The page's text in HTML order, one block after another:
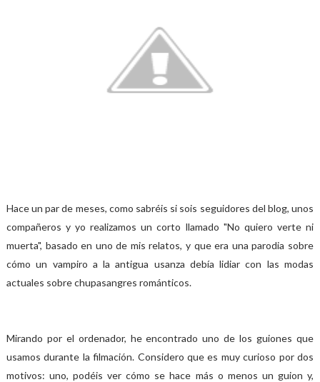
Hace un par de meses, como sabréis si sois seguidores del blog, unos
compañeros y yo realizamos un corto llamado "No quiero verte ni
muerta", basado en uno de mis relatos, y que era una parodia sobre
cómo un vampiro a la antigua usanza debía lidiar con las modas
actuales sobre chupasangres románticos.
Mirando por el ordenador, he encontrado uno de los guiones que
usamos durante la filmación. Considero que es muy curioso por dos
motivos: uno, podéis ver cómo se hace más o menos un guion y,